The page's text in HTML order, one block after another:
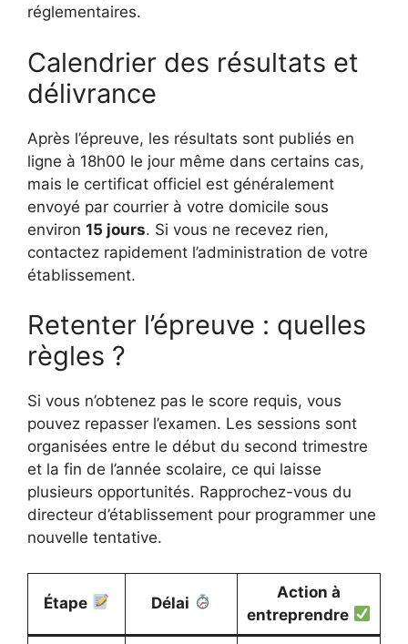
réglementaires.
Calendrier des résultats et
délivrance
Après l’épreuve, les résultats sont publiés en
ligne à 18h00 le jour même dans certains cas,
mais le certificat officiel est généralement
envoyé par courrier à votre domicile sous
environ 15 jours. Si vous ne recevez rien,
contactez rapidement l’administration de votre
établissement.
Retenter l’épreuve : quelles
règles ?
Si vous n’obtenez pas le score requis, vous
pouvez repasser l’examen. Les sessions sont
organisées entre le début du second trimestre
et la fin de l’année scolaire, ce qui laisse
plusieurs opportunités. Rapprochez-vous du
directeur d’établissement pour programmer une
nouvelle tentative.
Étape Délai
Action à
entreprendre